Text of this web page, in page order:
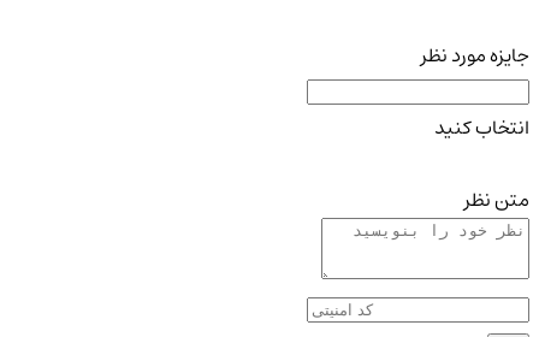
جایزه مورد نظر
انتخاب کنید
متن نظر